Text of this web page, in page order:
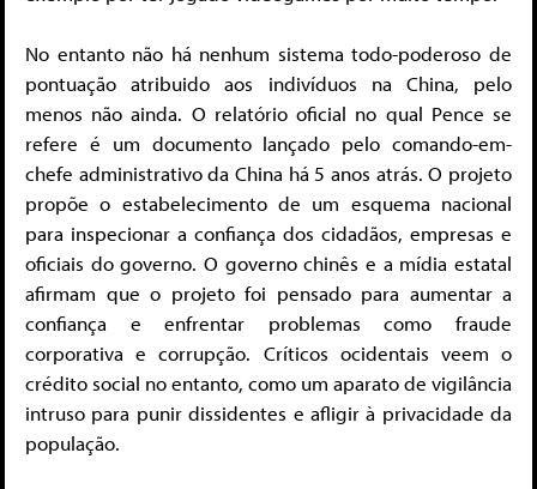
No entanto não há nenhum sistema todo-poderoso de
pontuação atribuido aos indivíduos na China, pelo
menos não ainda. O relatório oficial no qual Pence se
refere é um documento lançado pelo comando-em-
chefe administrativo da China há 5 anos atrás. O projeto
propõe o estabelecimento de um esquema nacional
para inspecionar a confiança dos cidadãos, empresas e
oficiais do governo. O governo chinês e a mídia estatal
afirmam que o projeto foi pensado para aumentar a
confiança e enfrentar problemas como fraude
corporativa e corrupção. Críticos ocidentais veem o
crédito social no entanto, como um aparato de vigilância
intruso para punir dissidentes e afligir à privacidade da
população.